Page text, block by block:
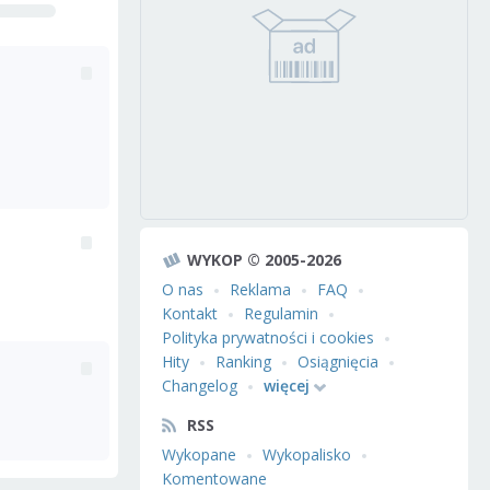
WYKOP © 2005-2026
O nas
Reklama
FAQ
Kontakt
Regulamin
Polityka prywatności i cookies
Hity
Ranking
Osiągnięcia
Changelog
więcej
RSS
Wykopane
Wykopalisko
Komentowane